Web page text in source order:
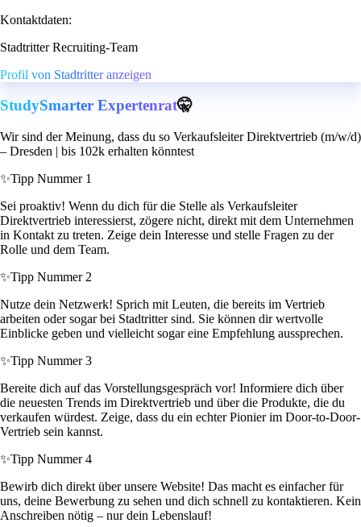
Kontaktdaten:
Stadtritter Recruiting-Team
Profil von Stadtritter anzeigen
StudySmarter Expertenrat🤫
Wir sind der Meinung, dass du so Verkaufsleiter Direktvertrieb (m/w/d)
– Dresden | bis 102k erhalten könntest
✨Tipp Nummer 1
Sei proaktiv! Wenn du dich für die Stelle als Verkaufsleiter
Direktvertrieb interessierst, zögere nicht, direkt mit dem Unternehmen
in Kontakt zu treten. Zeige dein Interesse und stelle Fragen zu der
Rolle und dem Team.
✨Tipp Nummer 2
Nutze dein Netzwerk! Sprich mit Leuten, die bereits im Vertrieb
arbeiten oder sogar bei Stadtritter sind. Sie können dir wertvolle
Einblicke geben und vielleicht sogar eine Empfehlung aussprechen.
✨Tipp Nummer 3
Bereite dich auf das Vorstellungsgespräch vor! Informiere dich über
die neuesten Trends im Direktvertrieb und über die Produkte, die du
verkaufen würdest. Zeige, dass du ein echter Pionier im Door-to-Door-
Vertrieb sein kannst.
✨Tipp Nummer 4
Bewirb dich direkt über unsere Website! Das macht es einfacher für
uns, deine Bewerbung zu sehen und dich schnell zu kontaktieren. Kein
Anschreiben nötig – nur dein Lebenslauf!